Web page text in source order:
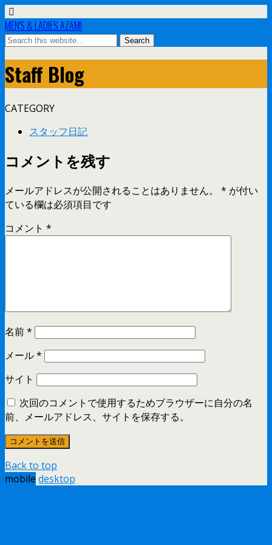
MEN'S & LADIES AZAMI
Staff Blog
CATEGORY
スタッフ日記
コメントを残す
メールアドレスが公開されることはありません。 * が付い
ている欄は必須項目です
コメント *
名前*
メール*
サイト
次回のコメントで使用するためブラウザーに自分の名
前、メールアドレス、サイトを保存する。
Back to top
mobile desktop